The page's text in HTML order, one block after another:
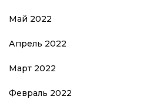
Май 2022
Апрель 2022
Март 2022
Февраль 2022